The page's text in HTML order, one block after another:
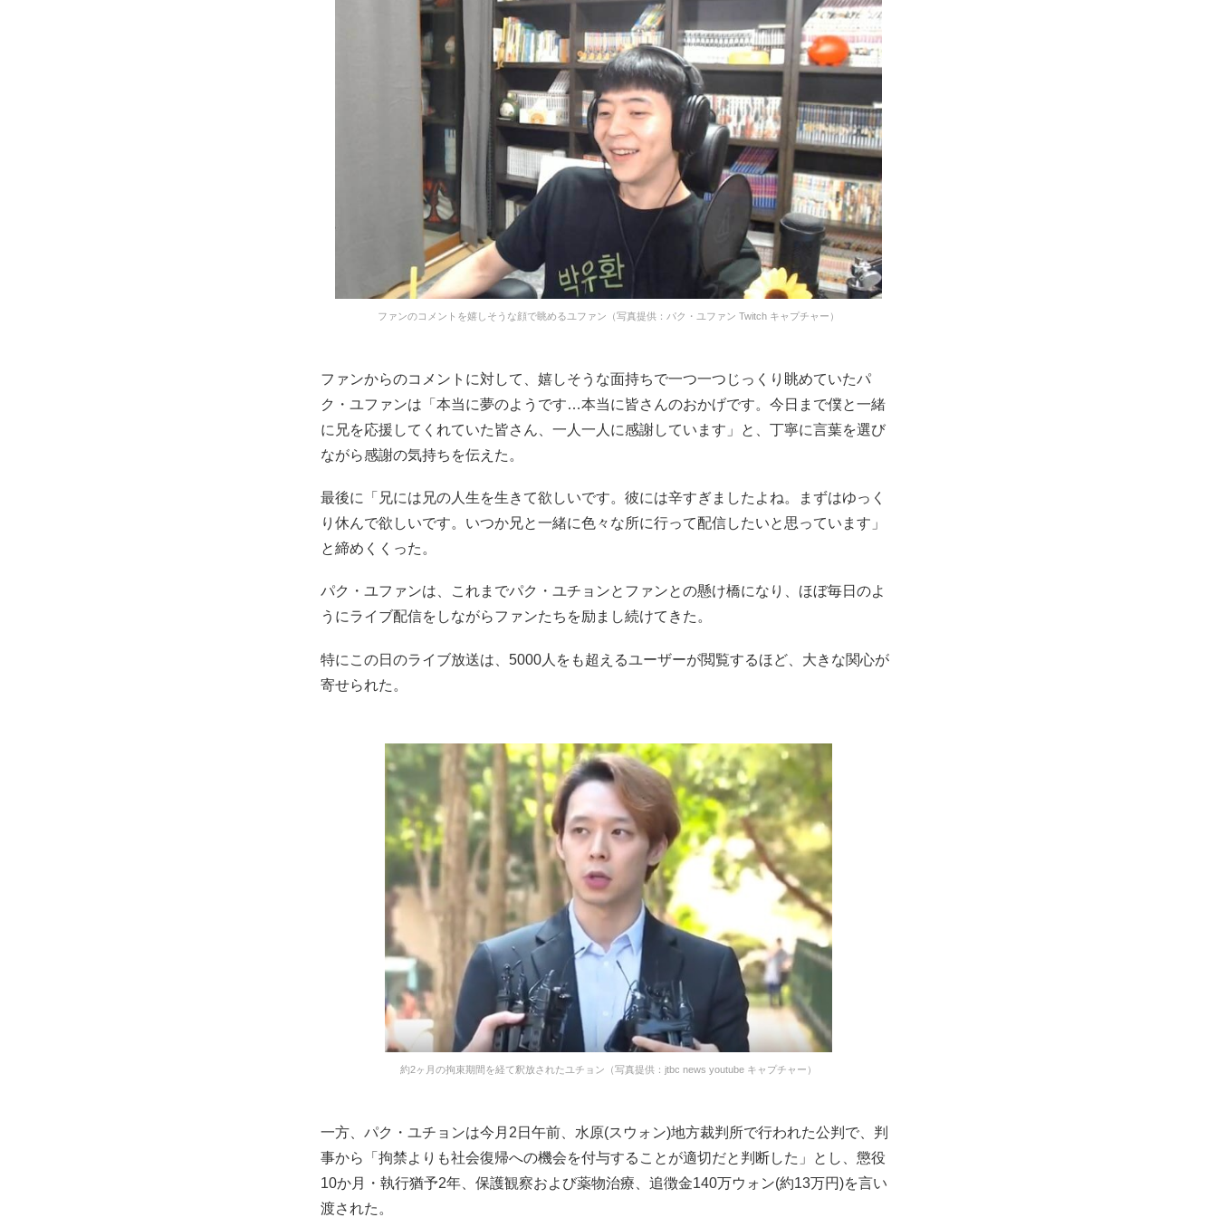
ファンのコメントを嬉しそうな顔で眺めるユファン（写真提供：パク・ユファン Twitch キャプチャー）
ファンからのコメントに対して、嬉しそうな面持ちで一つ一つじっくり眺めていたパ
ク・ユファンは「本当に夢のようです…本当に皆さんのおかげです。今日まで僕と一緒
に兄を応援してくれていた皆さん、一人一人に感謝しています」と、丁寧に言葉を選び
ながら感謝の気持ちを伝えた。
最後に「兄には兄の人生を生きて欲しいです。彼には辛すぎましたよね。まずはゆっく
り休んで欲しいです。いつか兄と一緒に色々な所に行って配信したいと思っています」
と締めくくった。
パク・ユファンは、これまでパク・ユチョンとファンとの懸け橋になり、ほぼ毎日のよ
うにライブ配信をしながらファンたちを励まし続けてきた。
特にこの日のライブ放送は、5000人をも超えるユーザーが閲覧するほど、大きな関心が
寄せられた。
約2ヶ月の拘束期間を経て釈放されたユチョン（写真提供：jtbc news youtube キャプチャー）
一方、パク・ユチョンは今月2日午前、水原(スウォン)地方裁判所で行われた公判で、判
事から「拘禁よりも社会復帰への機会を付与することが適切だと判断した」とし、懲役
10か月・執行猶予2年、保護観察および薬物治療、追徴金140万ウォン(約13万円)を言い
渡された。